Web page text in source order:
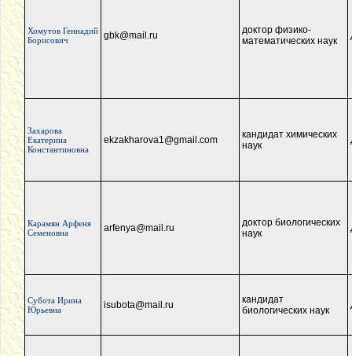
Хомутов Геннадий
Борисович
gbk@mail.ru
доктор физико-
математических наук
Захарова
Екатерина
Константиновна
ekzakharova1@gmail.com
кандидат химических
наук
Карамян Арфеня
Семеновна
arfenya@mail.ru
доктор биологических
наук
Субота Ирина
Юрьевна
isubota@mail.ru
кандидат
биологических наук